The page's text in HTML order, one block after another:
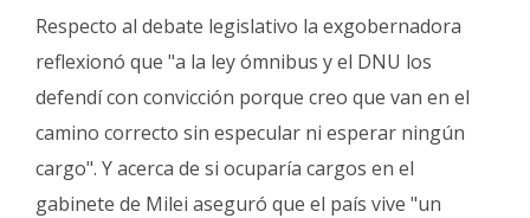
Cultura
Tecnología
Gastronomía
Salud
Respecto al debate legislativo la exgobernadora
reflexionó que "a la ley ómnibus y el DNU los
defendí con convicción porque creo que van en el
camino correcto sin especular ni esperar ningún
cargo". Y acerca de si ocuparía cargos en el
gabinete de Milei aseguró que el país vive "un